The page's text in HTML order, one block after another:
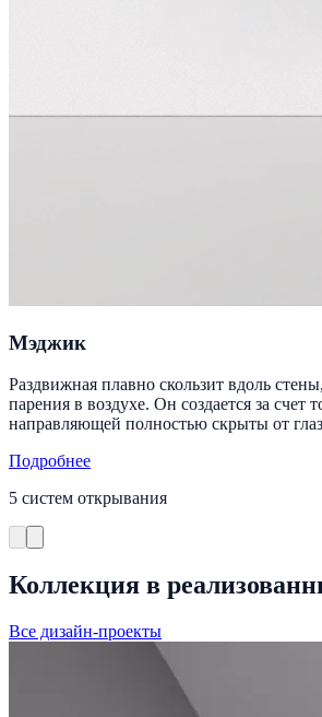
Мэджик
Раздвижная плавно скользит вдоль
парения в воздухе. Он создается за счет
направляющей полностью скрыты от
Подробнее
5 систем открывания
Коллекция в
Все дизайн-проекты